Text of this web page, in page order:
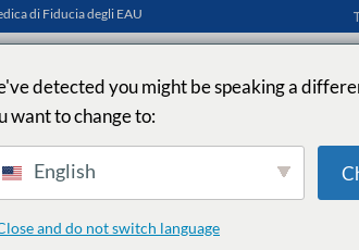
di Fiducia degli EAU
PER I DATORI
ARTICOLI UTILI
detected you might be speaking a
want to change to:
English
and do not switch language